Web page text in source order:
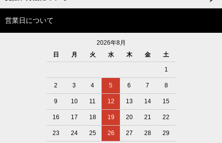
営業日について
2026年8月
日
月 火 水 木 金 土
1
2 3 4 5 6 7 8
9 10 11 12 13 14 15
16 17 18 19 20 21 22
23 24 25 26 27 28 29